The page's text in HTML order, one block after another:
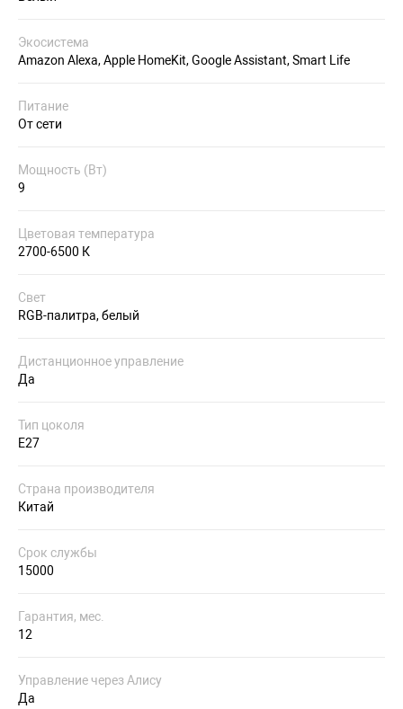
Экосистема
Amazon Alexa, Apple HomeKit, Google Assistant, Smart Life
Питание
От сети
Мощность (Вт)
9
Цветовая температура
2700-6500 К
Свет
RGB-палитра, белый
Дистанционное управление
Да
Тип цоколя
E27
Страна производителя
Китай
Срок службы
15000
Гарантия, мес.
12
Управление через Алису
Да